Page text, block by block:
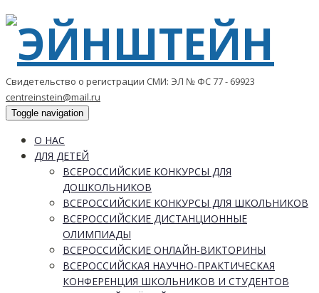
Свидетельство о регистрации СМИ: ЭЛ № ФС 77 - 69923
centreinstein@mail.ru
Toggle navigation
О НАС
ДЛЯ ДЕТЕЙ
ВСЕРОССИЙСКИЕ КОНКУРСЫ ДЛЯ
ДОШКОЛЬНИКОВ
ВСЕРОССИЙСКИЕ КОНКУРСЫ ДЛЯ ШКОЛЬНИКОВ
ВСЕРОССИЙСКИЕ ДИСТАНЦИОННЫЕ
ОЛИМПИАДЫ
ВСЕРОССИЙСКИЕ ОНЛАЙН-ВИКТОРИНЫ
ВСЕРОССИЙСКАЯ НАУЧНО-ПРАКТИЧЕСКАЯ
КОНФЕРЕНЦИЯ ШКОЛЬНИКОВ И СТУДЕНТОВ